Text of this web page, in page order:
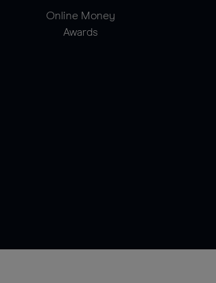
Online Money
Awards